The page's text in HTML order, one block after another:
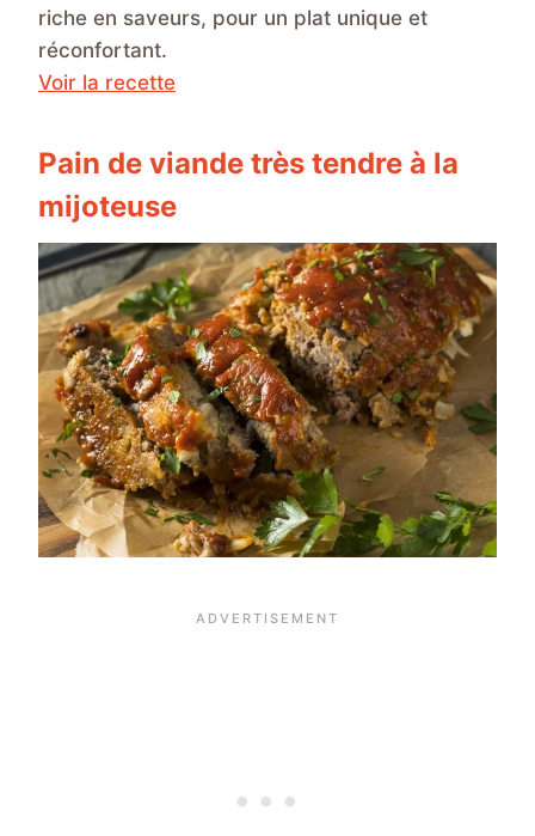
riche en saveurs, pour un plat unique et
réconfortant.
Voir la recette
Pain de viande très tendre à la
mijoteuse